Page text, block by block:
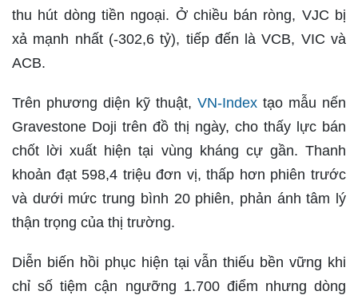
thu hút dòng tiền ngoại. Ở chiều bán ròng, VJC bị
xả mạnh nhất (-302,6 tỷ), tiếp đến là VCB, VIC và
ACB.
Trên phương diện kỹ thuật, VN-Index tạo mẫu nến
Gravestone Doji trên đồ thị ngày, cho thấy lực bán
chốt lời xuất hiện tại vùng kháng cự gần. Thanh
khoản đạt 598,4 triệu đơn vị, thấp hơn phiên trước
và dưới mức trung bình 20 phiên, phản ánh tâm lý
thận trọng của thị trường.
Diễn biến hồi phục hiện tại vẫn thiếu bền vững khi
chỉ số tiệm cận ngưỡng 1.700 điểm nhưng dòng